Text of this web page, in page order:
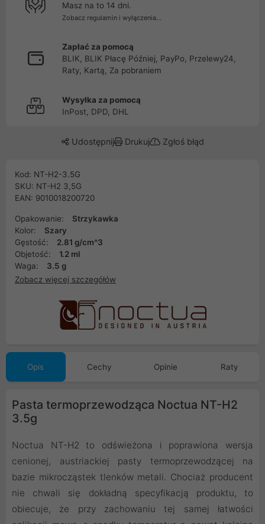
Masz na to 14 dni.
Zobacz regulamin i wyłączenia...
Zapłać za pomocą
BLIK, BLIK Płacę Później, PayPo, Przelewy24,
Raty, Kartą, Za pobraniem
Wysyłka za pomocą
InPost, DPD, DHL
Udostępnij Drukuj Zgłoś błąd
Kod: NT-H2-3.5G
SKU: NT-H2 3,5G
EAN: 9010018200720
Opakowanie:
Strzykawka
Kolor:
Szary
Gęstość:
2.81 g/cm^3
Objetość:
1.2 ml
Waga:
3.5 g
Zobacz więcej szczegółów
Opis Cechy Opinie Raty
Pasta termoprzewodząca Noctua NT-H2
3.5g
Noctua NT-H2 to odświeżona i poprawiona wersja
cenionej, austriackiej pasty termoprzewodzącej na
bazie mikrocząstek tlenków metali. Chociaż producent
nie chwali się dokładną specyfikacją produktu, to
obiecuje, że przy zachowaniu tej samej łatwości